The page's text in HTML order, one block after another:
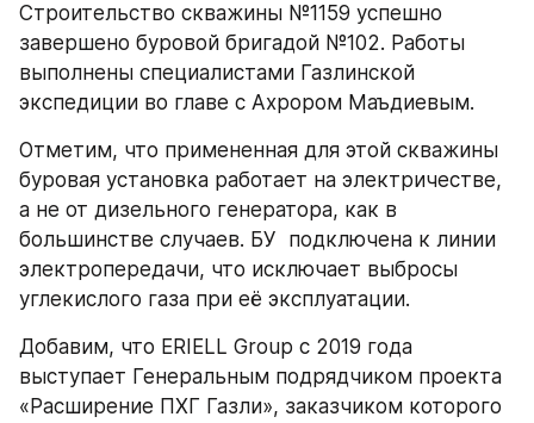
Строительство скважины №1159 успешно
завершено буровой бригадой №102. Работы
выполнены специалистами Газлинской
экспедиции во главе с Ахрором Маъдиевым.
Отметим, что примененная для этой скважины
буровая установка работает на электричестве,
а не от дизельного генератора, как в
большинстве случаев. БУ  подключена к линии
электропередачи, что исключает выбросы
углекислого газа при её эксплуатации.
Добавим, что ERIELL Group с 2019 года
выступает Генеральным подрядчиком проекта
«Расширение ПХГ Газли», заказчиком которого